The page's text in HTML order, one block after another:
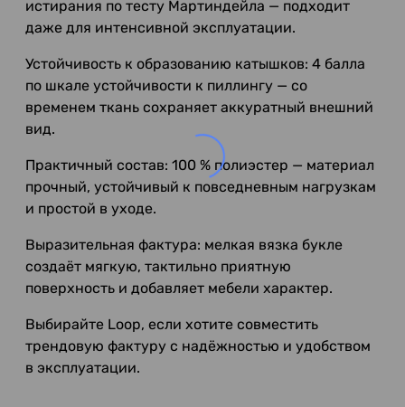
истирания по тесту Мартиндейла — подходит
даже для интенсивной эксплуатации.
Устойчивость к образованию катышков: 4 балла
по шкале устойчивости к пиллингу — со
временем ткань сохраняет аккуратный внешний
вид.
Практичный состав: 100 % полиэстер — материал
прочный, устойчивый к повседневным нагрузкам
и простой в уходе.
Выразительная фактура: мелкая вязка букле
создаёт мягкую, тактильно приятную
поверхность и добавляет мебели характер.
Выбирайте Loop, если хотите совместить
трендовую фактуру с надёжностью и удобством
в эксплуатации.